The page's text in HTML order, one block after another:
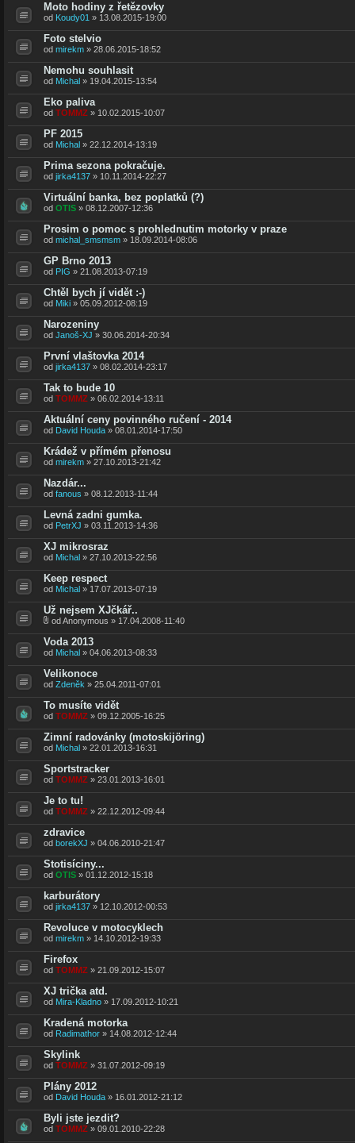
Moto hodiny z řetězovky
od Koudy01 » 13.08.2015-19:00
Foto stelvio
od mirekm » 28.06.2015-18:52
Nemohu souhlasit
od Michal » 19.04.2015-13:54
Eko paliva
od TOMMZ » 10.02.2015-10:07
PF 2015
od Michal » 22.12.2014-13:19
Prima sezona pokračuje.
od jirka4137 » 10.11.2014-22:27
Virtuální banka, bez poplatků (?)
od OTIS » 08.12.2007-12:36
Prosim o pomoc s prohlednutim motorky v praze
od michal_smsmsm » 18.09.2014-08:06
GP Brno 2013
od PIG » 21.08.2013-07:19
Chtěl bych jí vidět :-)
od Miki » 05.09.2012-08:19
Narozeniny
od Janoš-XJ » 30.06.2014-20:34
První vlaštovka 2014
od jirka4137 » 08.02.2014-23:17
Tak to bude 10
od TOMMZ » 06.02.2014-13:11
Aktuální ceny povinného ručení - 2014
od David Houda » 08.01.2014-17:50
Krádež v přímém přenosu
od mirekm » 27.10.2013-21:42
Nazdár...
od fanous » 08.12.2013-11:44
Levná zadni gumka.
od PetrXJ » 03.11.2013-14:36
XJ mikrosraz
od Michal » 27.10.2013-22:56
Keep respect
od Michal » 17.07.2013-07:19
Už nejsem XJčkář..
od Anonymous » 17.04.2008-11:40
Voda 2013
od Michal » 04.06.2013-08:33
Velikonoce
od Zdeněk » 25.04.2011-07:01
To musíte vidět
od TOMMZ » 09.12.2005-16:25
Zimní radovánky (motoskijöring)
od Michal » 22.01.2013-16:31
Sportstracker
od TOMMZ » 23.01.2013-16:01
Je to tu!
od TOMMZ » 22.12.2012-09:44
zdravice
od borekXJ » 04.06.2010-21:47
Stotisíciny...
od OTIS » 01.12.2012-15:18
karburátory
od jirka4137 » 12.10.2012-00:53
Revoluce v motocyklech
od mirekm » 14.10.2012-19:33
Firefox
od TOMMZ » 21.09.2012-15:07
XJ trička atd.
od Mira-Kladno » 17.09.2012-10:21
Kradená motorka
od Radimathor » 14.08.2012-12:44
Skylink
od TOMMZ » 31.07.2012-09:19
Plány 2012
od David Houda » 16.01.2012-21:12
Byli jste jezdit?
od TOMMZ » 09.01.2010-22:28